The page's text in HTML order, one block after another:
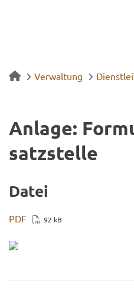
Verwaltung
An­la­ge:
satz­stel­le
Datei
PDF 92 kB